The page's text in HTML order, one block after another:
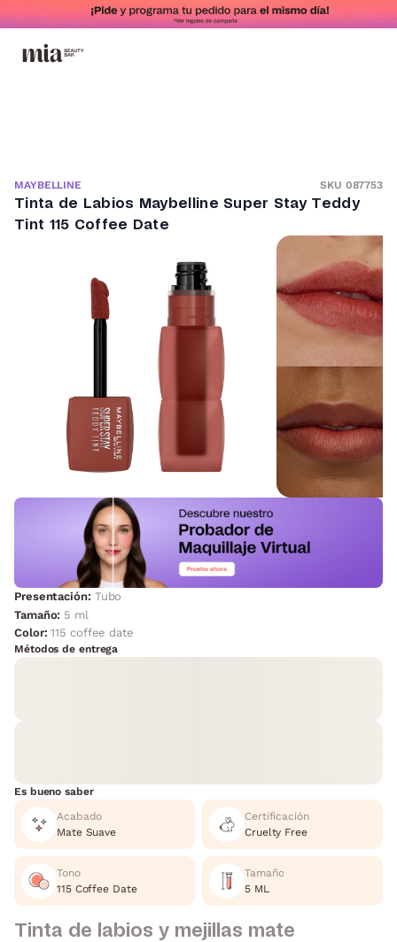
MAYBELLINE SKU 087753
Tinta de Labios Maybelline Super Stay Teddy
Tint 115 Coffee Date
Presentación: Tubo
Tamaño: 5 ml
Color:115 coffee date
Métodos de entrega
Es bueno saber
Acabado
Mate Suave
Certificación
Cruelty Free
Tono
115 Coffee Date
Tamaño
5 ML
Tinta de labios y mejillas mate